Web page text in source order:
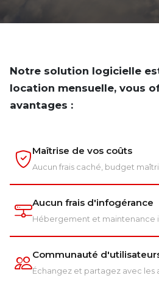
Notre solution logicielle
location mensuelle, vous
avantages :
Maîtrise de vos coûts
Aucun frais caché, budget
Aucun frais d'infogérance
Hébergement et maintenance
Communauté
Échangez et partagez avec les